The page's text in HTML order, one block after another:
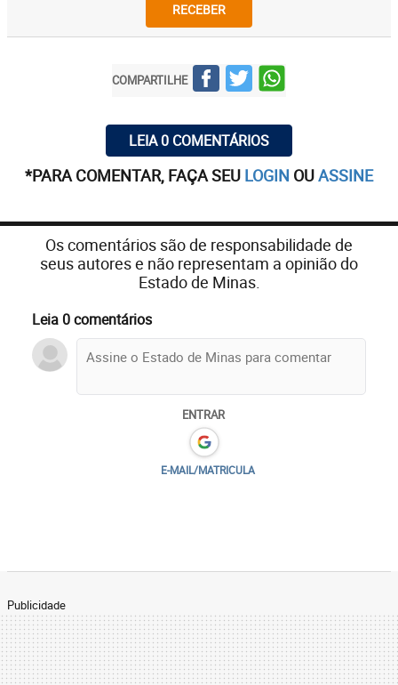
RECEBER
COMPARTILHE
LEIA 0 COMENTÁRIOS
*PARA COMENTAR, FAÇA SEU LOGIN OUASSINE
Os comentários são de responsabilidade de
seus autores e não representam a opinião do
Estado de Minas.
Leia 0 comentários
ENTRAR
E-MAIL/MATRICULA
Publicidade